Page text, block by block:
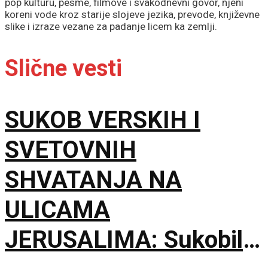
koreni vode kroz starije slojeve jezika, prevode, književne
slike i izraze vezane za padanje licem ka zemlji.
Slične vesti
SUKOB VERSKIH I
SVETOVNIH
SHVATANJA NA
ULICAMA
JERUSALIMA: Sukobili